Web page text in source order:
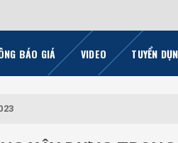
BÁO GIÁ VIDEO TUYỂN